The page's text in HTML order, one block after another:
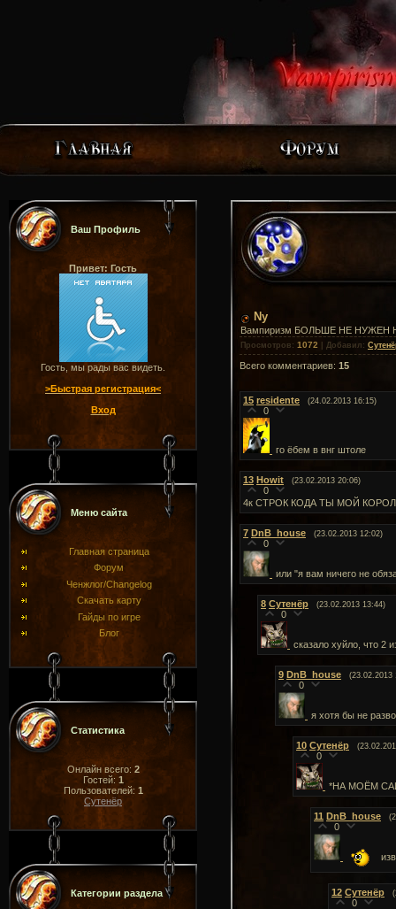
Ваш Профиль
Привет: Гость
Гость, мы рады вас видеть.
>Быстрая регистрация<
Вход
Меню сайта
Главная страница
Форум
Ченжлог/Changelog
Скачать карту
Гайды по игре
Блог
Статистика
Онлайн всего: 2
Гостей: 1
Пользователей: 1
Сутенёр
Категории раздела
Ny
Вампиризм БОЛЬШЕ НЕ НУЖЕН
Просмотров : 1072 Добавил :
Всего комментариев: 15
15 residente (24.02.2013 16:15)
0
го ёбем в внг штоле
13 Howit (23.02.2013 20:06)
0
4к СТРОК КОДА ТЫ МОЙ
7 DnB_house (23.02.2013 12:02)
0
или "я вам ничего не
8 Сутенёр (23.02.2013 13:44)
0
сказало хуйло, что 2
9 DnB_house (23.02.2013
0
я хотя бы не
10 Сутенёр
0
*НА МОЁМ
11 DnB_house
0
12 Сутенёр
0